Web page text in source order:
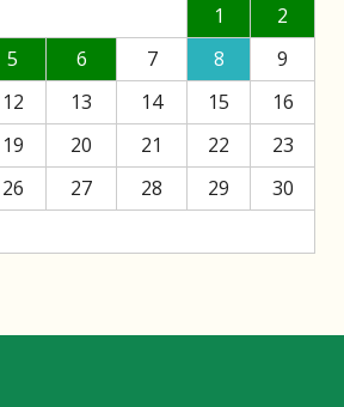
1
2
5 6 7 8
9
12 13 14 15
16
19 20 21 22
23
26 27 28 29
30